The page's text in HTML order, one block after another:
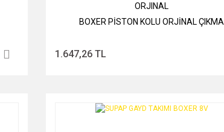
ORJINAL
BOXER PİSTON KOLU ORJİNAL ÇIKMA
1.647,26 TL